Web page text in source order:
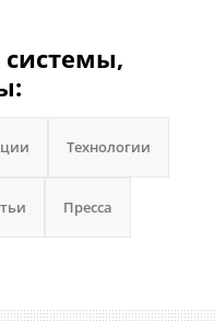
системы,
Технологии
Пресса